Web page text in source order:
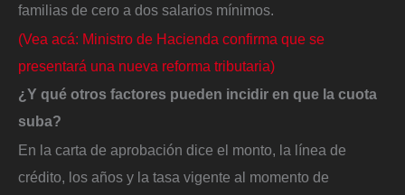
familias de cero a dos salarios mínimos.
(Vea acá: Ministro de Hacienda confirma que se
presentará una nueva reforma tributaria)
¿Y qué otros factores pueden incidir en que la cuota
suba?
En la carta de aprobación dice el monto, la línea de
crédito, los años y la tasa vigente al momento de